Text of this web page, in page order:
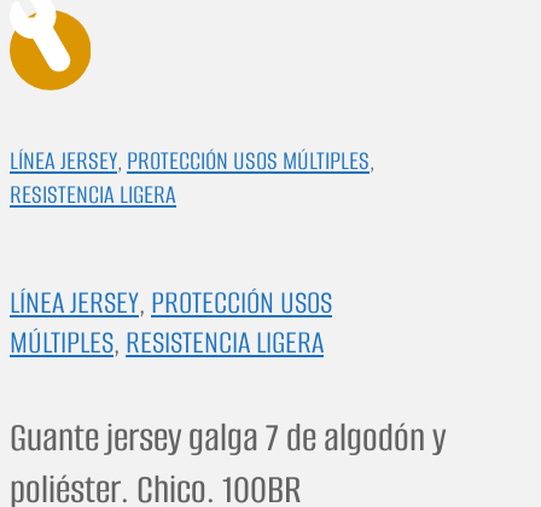
LÍNEA JERSEY, PROTECCIÓN USOS MÚLTIPLES,
RESISTENCIA LIGERA
LÍNEA JERSEY, PROTECCIÓN USOS
MÚLTIPLES, RESISTENCIA LIGERA
Guante jersey galga 7 de algodón y
poliéster. Chico. 100BR